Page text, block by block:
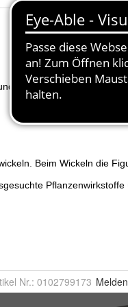
Nr.: 0102799173 Melden